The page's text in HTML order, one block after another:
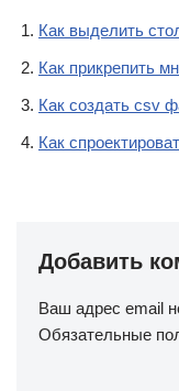
Как выделить
Как прикрепить
Как создать csv
Как
Добавить
Ваш адрес email
Обязательные